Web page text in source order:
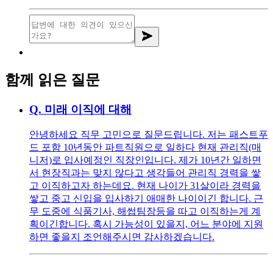
함께 읽은 질문
Q. 미래 이직에 대해
안녕하세요 직무 고민으로 질문드립니다. 저는 패스트푸
드 포함 10년동안 파트직원으로 일하다 현재 관리직(매
니저)로 입사예정인 직장인입니다. 제가 10년간 일하면
서 현장직과는 맞지 않다고 생각들어 관리직 경력을 쌓
고 이직하고자 하는데요. 현재 나이가 31살이라 경력을
쌓고 중고 신입을 입사하기 애매한 나이이긴 합니다. 근
무 도중에 식품기사, 해썹팀장등을 따고 이직하는게 계
획이긴합니다. 혹시 가능성이 있을지, 어느 분야에 지원
하면 좋을지 조언해주시면 감사하겠습니다.